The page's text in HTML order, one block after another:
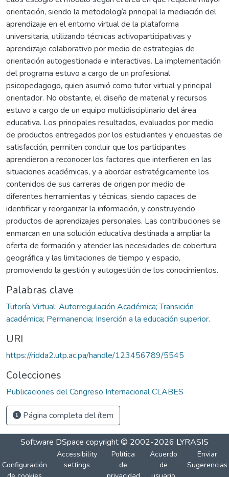
orientación, siendo la metodología principal la mediación del
aprendizaje en el entorno virtual de la plataforma
universitaria, utilizando técnicas activoparticipativas y
aprendizaje colaborativo por medio de estrategias de
orientación autogestionada e interactivas. La implementación
del programa estuvo a cargo de un profesional
psicopedagogo, quien asumió como tutor virtual y principal
orientador. No obstante, el diseño de material y recursos
estuvo a cargo de un equipo multidisciplinario del área
educativa. Los principales resultados, evaluados por medio
de productos entregados por los estudiantes y encuestas de
satisfacción, permiten concluir que los participantes
aprendieron a reconocer los factores que interfieren en las
situaciones académicas, y a abordar estratégicamente los
contenidos de sus carreras de origen por medio de
diferentes herramientas y técnicas, siendo capaces de
identificar y reorganizar la información, y construyendo
productos de aprendizajes personales. Las contribuciones se
enmarcan en una solución educativa destinada a ampliar la
oferta de formación y atender las necesidades de cobertura
geográfica y las limitaciones de tiempo y espacio,
promoviendo la gestión y autogestión de los conocimientos.
Palabras clave
Tutoría Virtual; Autorregulación Académica; Transición
académica; Permanencia; Inserción a la educación superior.
URI
https://ridda2.utp.ac.pa/handle/123456789/5545
Colecciones
Publicaciones del Congreso Internacional CLABES
Página completa del ítem
Software DSpace copyright © 2002-2026 LYRASIS
Configuración
Accessibility
settings
Política
de
Acuerdo
de
Enviar
Sugerencias